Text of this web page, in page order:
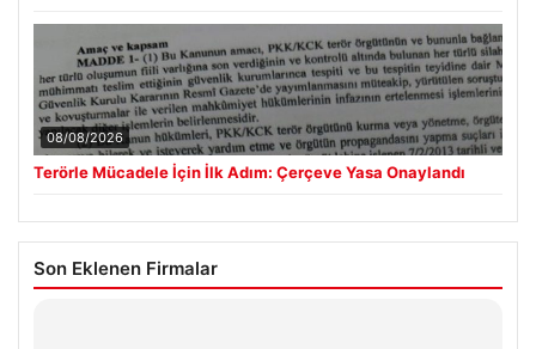
08/08/2026
Terörle Mücadele İçin İlk Adım: Çerçeve Yasa Onaylandı
Son Eklenen Firmalar